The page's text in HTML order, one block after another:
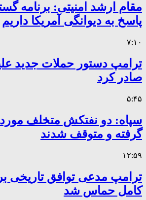
مقام ارشد امنیتی: برنامه
پاسخ به دیوانگی آمریکا داریم
۷:۱۰
ترامپ دستور حملات جدید
صادر کرد
۵:۴۵
سپاه: دو نفتکش متخلف مورد
گرفته و متوقف شدند
۱۲:۵۹
ترامپ مدعی توافق تاریخی
کامل حماس شد